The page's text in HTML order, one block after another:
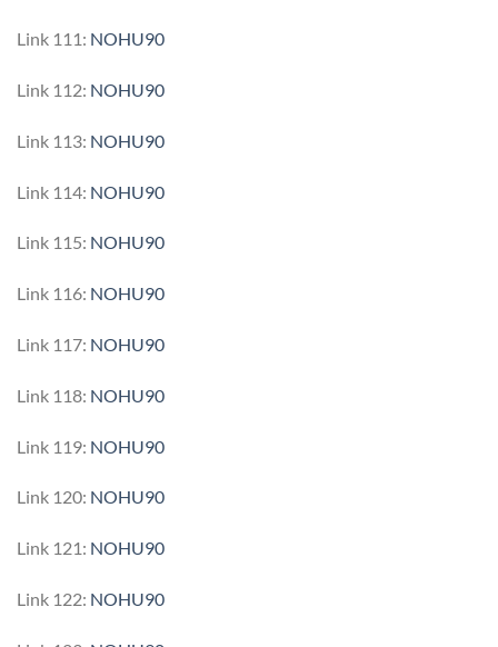
Link 111: NOHU90
Link 112: NOHU90
Link 113: NOHU90
Link 114: NOHU90
Link 115: NOHU90
Link 116: NOHU90
Link 117: NOHU90
Link 118: NOHU90
Link 119: NOHU90
Link 120: NOHU90
Link 121: NOHU90
Link 122: NOHU90